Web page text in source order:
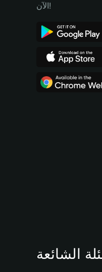
Português (Brasil)
الآن!
الشائعة